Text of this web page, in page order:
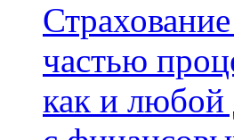
частью
как и любой